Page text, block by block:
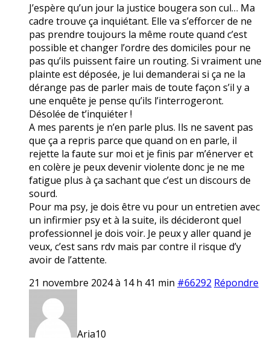
J’espère qu’un jour la justice bougera son cul… Ma
cadre trouve ça inquiétant. Elle va s’efforcer de ne
pas prendre toujours la même route quand c’est
possible et changer l’ordre des domiciles pour ne
pas qu’ils puissent faire un routing. Si vraiment une
plainte est déposée, je lui demanderai si ça ne la
dérange pas de parler mais de toute façon s’il y a
une enquête je pense qu’ils l’interrogeront.
Désolée de t’inquiéter !
A mes parents je n’en parle plus. Ils ne savent pas
que ça a repris parce que quand on en parle, il
rejette la faute sur moi et je finis par m’énerver et
en colère je peux devenir violente donc je ne me
fatigue plus à ça sachant que c’est un discours de
sourd.
Pour ma psy, je dois être vu pour un entretien avec
un infirmier psy et à la suite, ils décideront quel
professionnel je dois voir. Je peux y aller quand je
veux, c’est sans rdv mais par contre il risque d’y
avoir de l’attente.
21 novembre 2024 à 14 h 41 min #66292 Répondre
Aria10